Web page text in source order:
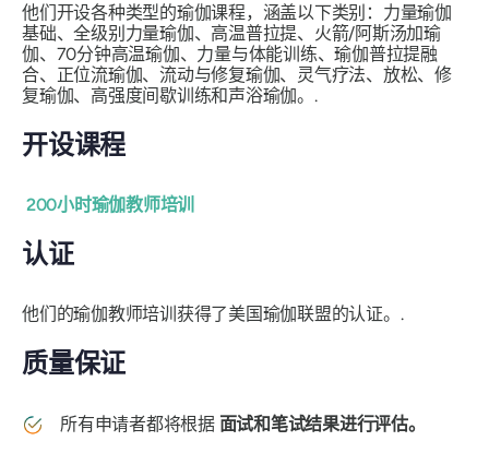
他们开设各种类型的瑜伽课程，涵盖以下类别：力量瑜伽
基础、全级别力量瑜伽、高温普拉提、火箭/阿斯汤加瑜
伽、70分钟高温瑜伽、力量与体能训练、瑜伽普拉提融
合、正位流瑜伽、流动与修复瑜伽、灵气疗法、放松、修
复瑜伽、高强度间歇训练和声浴瑜伽。.
开设课程
200小时瑜伽教师培训
认证
他们的瑜伽教师培训获得了美国瑜伽联盟的认证。.
质量保证
所有申请者都将根据 面试和笔试结果进行评估。